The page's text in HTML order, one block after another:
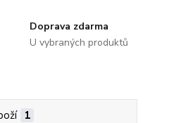
Doprava zdarma
U vybraných produktů
1